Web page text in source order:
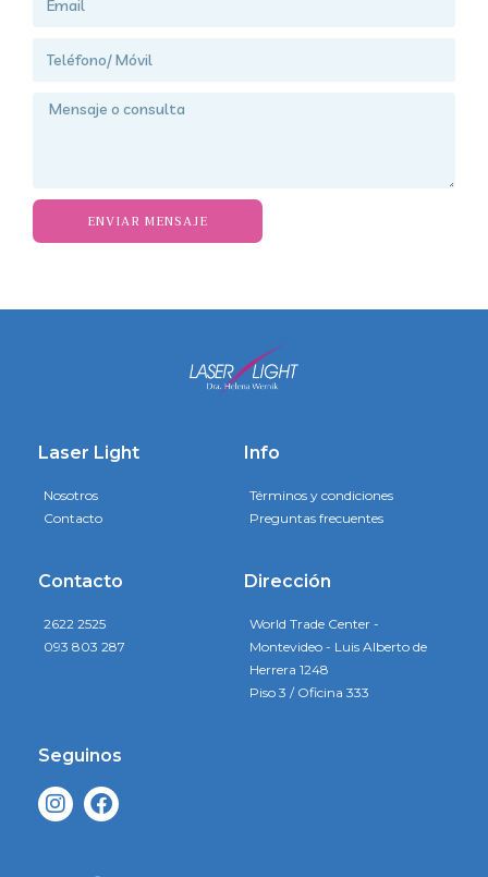
ENVIAR MENSAJE
Laser Light
Nosotros
Contacto
Info
Términos y condiciones
Preguntas frecuentes
Contacto
2622 2525
093 803 287
Dirección
World Trade Center -
Montevideo - Luis Alberto de
Herrera 1248
Piso 3 / Oficina 333
Seguinos